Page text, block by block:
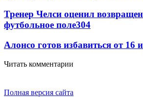
Тренер Челси оценил
футбольное поле304
Алонсо готов избавиться от 16
Читать комментарии
Полная версия сайта